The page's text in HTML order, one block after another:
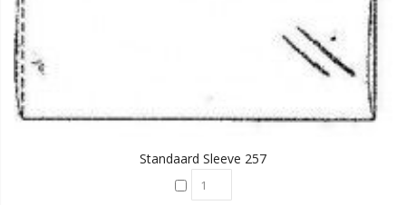
Standaard Sleeve 257